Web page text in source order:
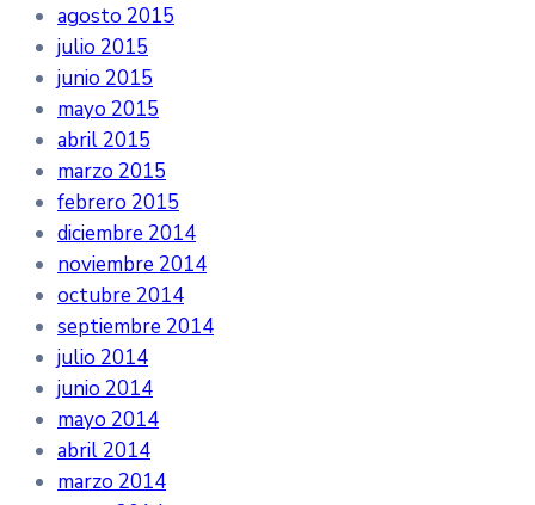
agosto 2015
julio 2015
junio 2015
mayo 2015
abril 2015
marzo 2015
febrero 2015
diciembre 2014
noviembre 2014
octubre 2014
septiembre 2014
julio 2014
junio 2014
mayo 2014
abril 2014
marzo 2014